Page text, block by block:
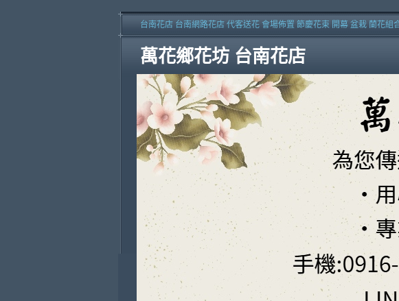
萬花鄉花坊 台南花店
台南花店 台南網路花店 代客送花 會場佈置 節慶花束 開幕 盆栽 蘭花組